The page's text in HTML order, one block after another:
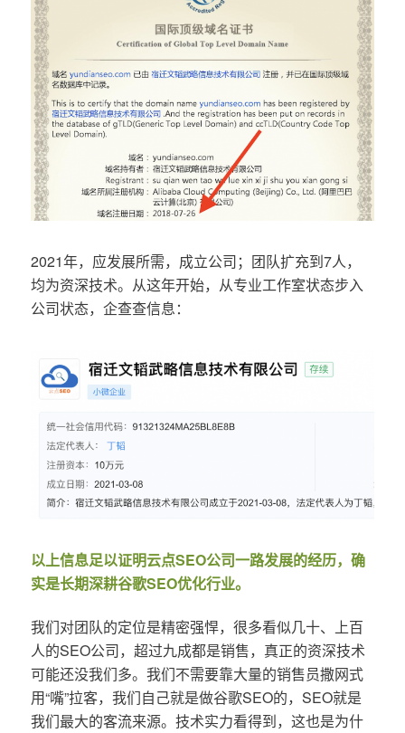
2021年，应发展所需，成立公司；团队扩充到7人，
均为资深技术。从这年开始，从专业工作室状态步入
公司状态，企查查信息：
以上信息足以证明云点SEO公司一路发展的经历，确
实是长期深耕谷歌SEO优化行业。
我们对团队的定位是精密强悍，很多看似几十、上百
人的SEO公司，超过九成都是销售，真正的资深技术
可能还没我们多。我们不需要靠大量的销售员撒网式
用“嘴”拉客，我们自己就是做谷歌SEO的，SEO就是
我们最大的客流来源。技术实力看得到，这也是为什